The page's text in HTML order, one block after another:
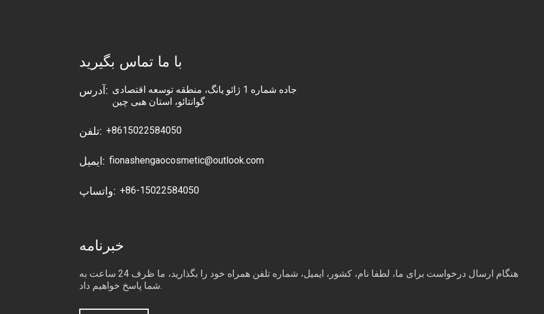
با ما تماس بگیرید
آدرس: جاده شماره 1 ژائو یانگ، منطقه توسعه اقتصادی
گوانتائو، استان هبی چین
تلفن: +8615022584050
ایمیل: fionashengaocosmetic@outlook.com
واتساپ: +86-15022584050
خبرنامه
هنگام ارسال درخواست برای ما، لطفا نام، کشور، ایمیل، شماره تلفن همراه خود را بگذارید، ما ظرف 24 ساعت به
شما پاسخ خواهیم داد.